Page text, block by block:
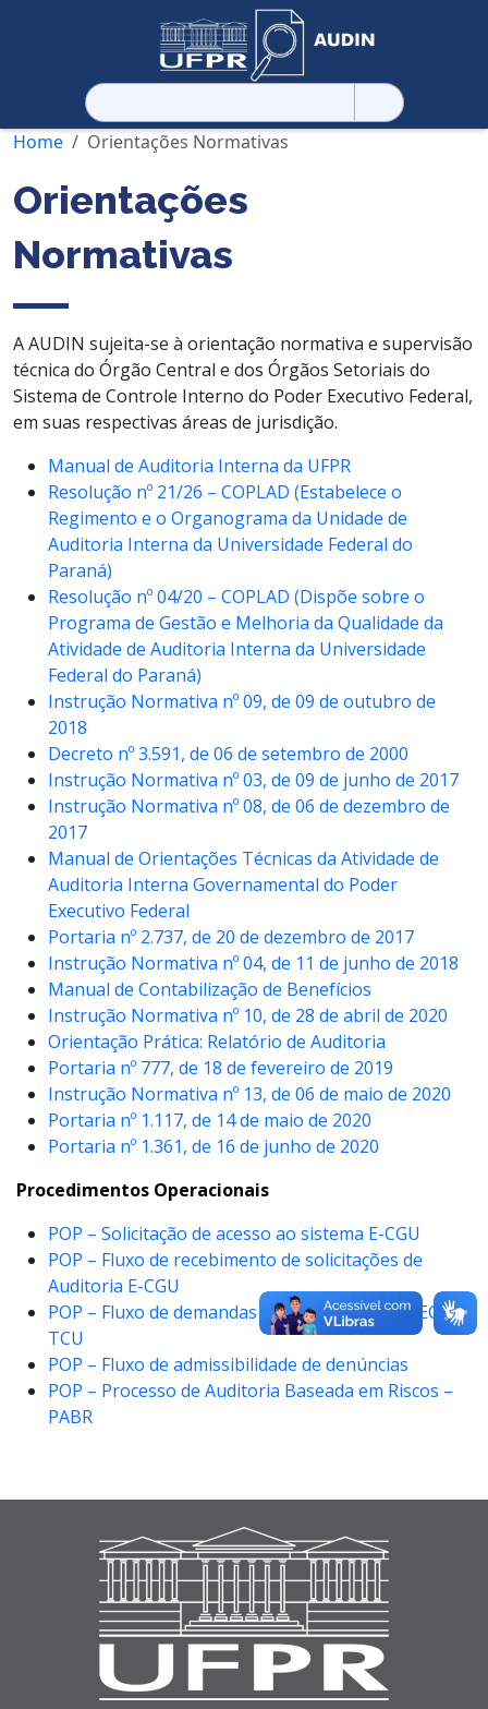
Pesquisar
por:
Home
Orientações Normativas
Orientações
Normativas
A AUDIN sujeita-se à orientação normativa e supervisão
técnica do Órgão Central e dos Órgãos Setoriais do
Sistema de Controle Interno do Poder Executivo Federal,
em suas respectivas áreas de jurisdição.
Manual de Auditoria Interna da UFPR
Resolução nº 21/26 – COPLAD (Estabelece o
Regimento e o Organograma da Unidade de
Auditoria Interna da Universidade Federal do
Paraná)
Resolução nº 04/20 – COPLAD (Dispõe sobre o
Programa de Gestão e Melhoria da Qualidade da
Atividade de Auditoria Interna da Universidade
Federal do Paraná)
Instrução Normativa nº 09, de 09 de outubro de
2018
Decreto nº 3.591, de 06 de setembro de 2000
Instrução Normativa nº 03, de 09 de junho de 2017
Instrução Normativa nº 08, de 06 de dezembro de
2017
Manual de Orientações Técnicas da Atividade de
Auditoria Interna Governamental do Poder
Executivo Federal
Portaria nº 2.737, de 20 de dezembro de 2017
Instrução Normativa nº 04, de 11 de junho de 2018
Manual de Contabilização de Benefícios
Instrução Normativa nº 10, de 28 de abril de 2020
Orientação Prática: Relatório de Auditoria
Portaria nº 777, de 18 de fevereiro de 2019
Instrução Normativa nº 13, de 06 de maio de 2020
Portaria nº 1.117, de 14 de maio de 2020
Portaria nº 1.361, de 16 de junho de 2020
Procedimentos Operacionais
POP – Solicitação de acesso ao sistema E-CGU
POP – Fluxo de recebimento de solicitações de
Auditoria E-CGU
POP – Fluxo de demandas oriundas do E-CONECTA
TCU
POP – Fluxo de admissibilidade de denúncias
POP – Processo de Auditoria Baseada em Riscos –
PABR